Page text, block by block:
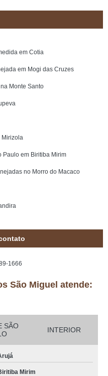
em Cotia
em Mogi das Cruzes
Monte Santo
Mirizola
Paulo em Biritiba Mirim
no Morro do Macaco
1666
São Miguel atende:
SÃO
INTERIOR
Mirim